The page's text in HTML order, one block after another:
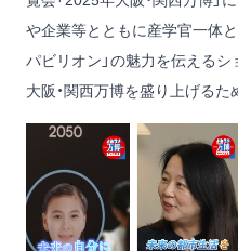
や企業等とともに産学官一体
パビリオン」の魅力を伝える
大阪・関西万博を盛り上げるた